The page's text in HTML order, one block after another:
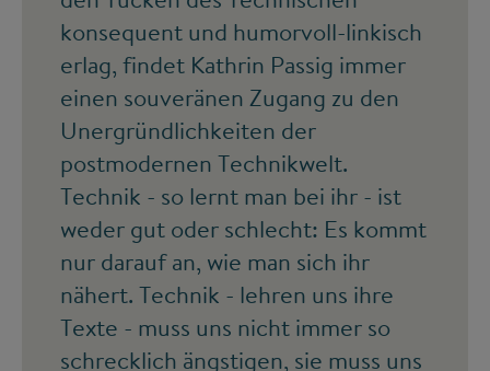
konsequent und humorvoll-linkisch
erlag, findet Kathrin Passig immer
einen souveränen Zugang zu den
Unergründlichkeiten der
postmodernen Technikwelt.
Technik - so lernt man bei ihr - ist
weder gut oder schlecht: Es kommt
nur darauf an, wie man sich ihr
nähert. Technik - lehren uns ihre
Texte - muss uns nicht immer so
schrecklich ängstigen, sie muss uns